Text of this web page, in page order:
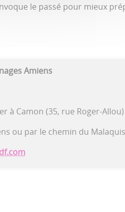
le passé pour mieux
Amiens
à Camon (35, rue Roger-Allou)
ou par le chemin du